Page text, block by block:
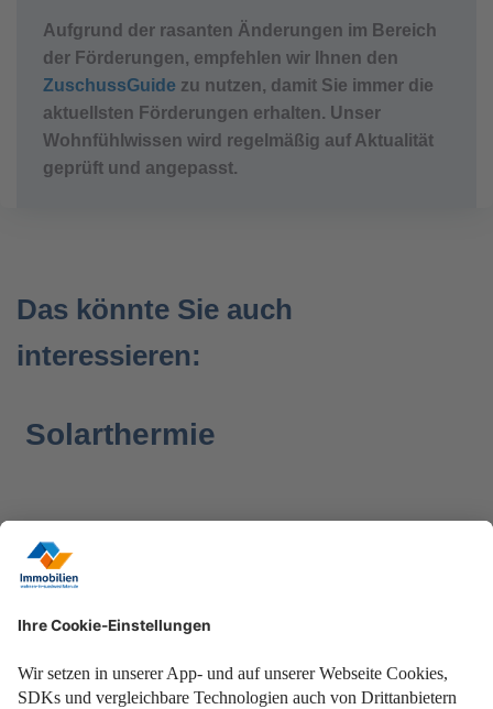
Aufgrund der rasanten Änderungen im Bereich
der Förderungen, empfehlen wir Ihnen den
ZuschussGuide zu nutzen, damit Sie immer die
aktuellsten Förderungen erhalten. Unser
Wohnfühlwissen wird regelmäßig auf Aktualität
geprüft und angepasst.
Das könnte Sie auch
interessieren:
Solarthermie